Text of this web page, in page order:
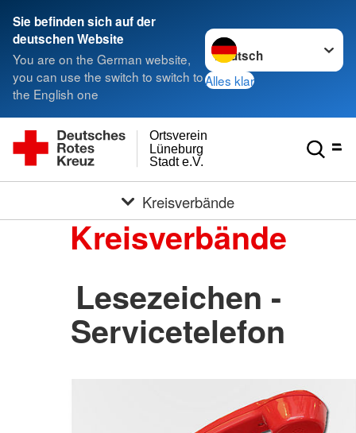
Sie befinden sich auf der
deutschen Website
You are on the German website,
you can use the switch to switch to
the English one
Sprache wechseln zu
Alles klar
Stadt e.V.
Lüneburg
Ortsverein
Kreisverbände
Kreisverbände
Lesezeichen -
Servicetelefon